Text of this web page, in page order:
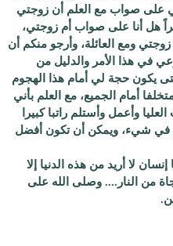
على صواب مع العلم أن زوجتي
هل أنا على صواب أم زوجتي،
ومع العائلة، وأرجو منكم أن
في هذا الأمر والدليل من
يكون حجة لي أمام هذا الهجوم
أمام الجميع، مع العلم بأني
وأعمل وأستلم راتبا كبيرا
في شيء، ويمكن أن تكون أفضل
لا أريد من هذه الدنيا إلا
من النار.... وصلى الله على